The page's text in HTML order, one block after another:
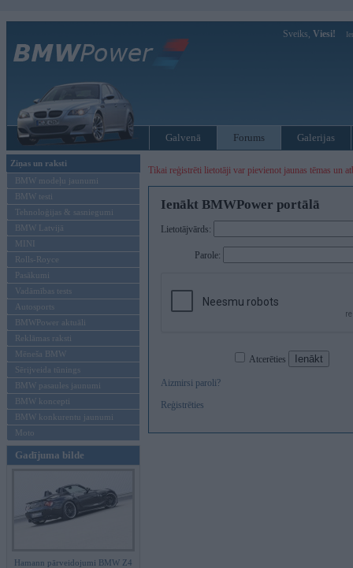
Sveiks, Viesi!
Galvenā Forums Galerijas
Ziņas un raksti
BMW modeļu jaunumi
BMW testi
Tehnoloģijas & sasniegumi
BMW Latvijā
MINI
Rolls-Royce
Pasākumi
Vadāmības tests
Autosports
BMWPower aktuāli
Reklāmas raksti
Mēneša BMW
Sērijveida tūnings
BMW pasaules jaunumi
BMW koncepti
BMW konkurentu jaunumi
Moto
Gadījuma bilde
Hamann pārveidojumi BMW Z4
Tikai reģistrēti lietotāji var pievienot jaunas tēmas un
Ienākt BMWPower portālā
Lietotājvārds:
Parole:
Atcerēties
Aizmirsi paroli?
Reģistrēties